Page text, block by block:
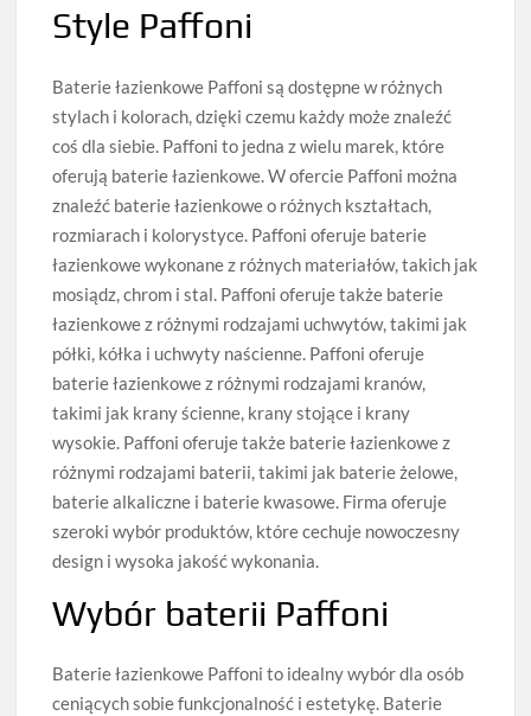
Style Paffoni
Baterie łazienkowe Paffoni są dostępne w różnych
stylach i kolorach, dzięki czemu każdy może znaleźć
coś dla siebie. Paffoni to jedna z wielu marek, które
oferują baterie łazienkowe. W ofercie Paffoni można
znaleźć baterie łazienkowe o różnych kształtach,
rozmiarach i kolorystyce. Paffoni oferuje baterie
łazienkowe wykonane z różnych materiałów, takich jak
mosiądz, chrom i stal. Paffoni oferuje także baterie
łazienkowe z różnymi rodzajami uchwytów, takimi jak
półki, kółka i uchwyty naścienne. Paffoni oferuje
baterie łazienkowe z różnymi rodzajami kranów,
takimi jak krany ścienne, krany stojące i krany
wysokie. Paffoni oferuje także baterie łazienkowe z
różnymi rodzajami baterii, takimi jak baterie żelowe,
baterie alkaliczne i baterie kwasowe. Firma oferuje
szeroki wybór produktów, które cechuje nowoczesny
design i wysoka jakość wykonania.
Wybór baterii Paffoni
Baterie łazienkowe Paffoni to idealny wybór dla osób
ceniących sobie funkcjonalność i estetykę. Baterie